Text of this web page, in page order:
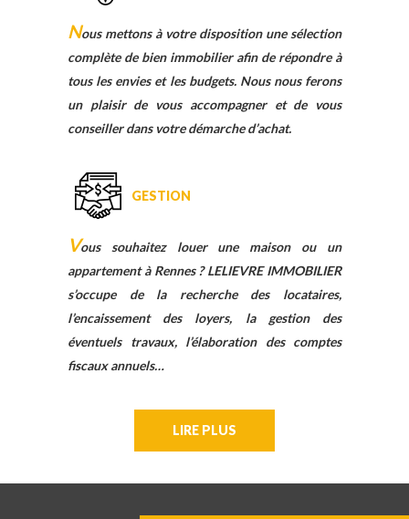
Nous mettons à votre disposition une sélection
complète de bien immobilier afin de répondre à
tous les envies et les budgets. Nous nous ferons
un plaisir de vous accompagner et de vous
conseiller dans votre démarche d’achat.
GESTION
Vous souhaitez louer une maison ou un
appartement à Rennes ? LELIEVRE IMMOBILIER
s’occupe de la recherche des locataires,
l’encaissement des loyers, la gestion des
éventuels travaux, l’élaboration des comptes
fiscaux annuels…
LIRE PLUS